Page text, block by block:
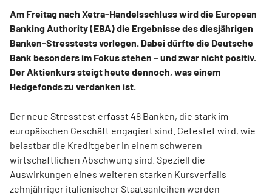
Am Freitag nach Xetra-Handelsschluss wird die European
Banking Authority (EBA) die Ergebnisse des diesjährigen
Banken-Stresstests vorlegen. Dabei dürfte die Deutsche
Bank besonders im Fokus stehen – und zwar nicht positiv.
Der Aktienkurs steigt heute dennoch, was einem
Hedgefonds zu verdanken ist.
Der neue Stresstest erfasst 48 Banken, die stark im
europäischen Geschäft engagiert sind. Getestet wird, wie
belastbar die Kreditgeber in einem schweren
wirtschaftlichen Abschwung sind. Speziell die
Auswirkungen eines weiteren starken Kursverfalls
zehnjähriger italienischer Staatsanleihen werden